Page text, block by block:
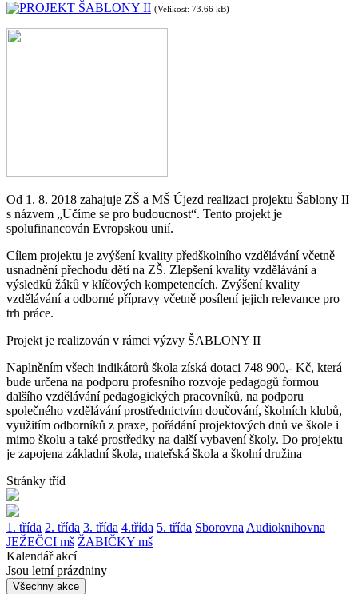
PROJEKT ŠABLONY II (Velikost: 73.66 kB)
Od 1. 8. 2018 zahajuje ZŠ a MŠ Újezd realizaci projektu Šablony II
s názvem „Učíme se pro budoucnost“. Tento projekt je
spolufinancován Evropskou unií.
Cílem projektu je zvýšení kvality předškolního vzdělávání včetně
usnadnění přechodu dětí na ZŠ. Zlepšení kvality vzdělávání a
výsledků žáků v klíčových kompetencích. Zvýšení kvality
vzdělávání a odborné přípravy včetně posílení jejich relevance pro
trh práce.
Projekt je realizován v rámci výzvy ŠABLONY II
Naplněním všech indikátorů škola získá dotaci 748 900,- Kč, která
bude určena na podporu profesního rozvoje pedagogů formou
dalšího vzdělávání pedagogických pracovníků, na podporu
společného vzdělávání prostřednictvím doučování, školních klubů,
využitím odborníků z praxe, pořádání projektových dnů ve škole i
mimo školu a také prostředky na další vybavení školy. Do projektu
je zapojena základní škola, mateřská škola a školní družina
Stránky tříd
1. třída 2. třída 3. třída 4.třída 5. třída Sborovna Audioknihovna
JEŽEČCI mš ŽABIČKY mš
Kalendář akcí
Jsou letní prázdniny
Všechny akce